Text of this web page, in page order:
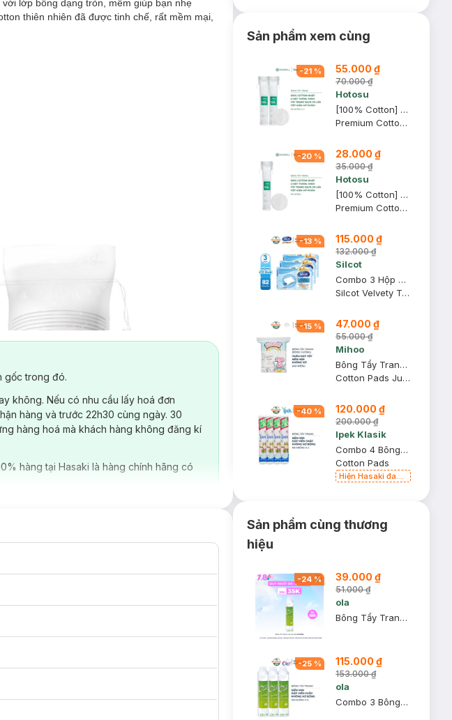
với lớp bông dạng tròn, mềm giúp bạn nhẹ
thiên nhiên đã được tinh chế, rất mềm mại,
gốc trong đó.
không. Nếu có nhu cầu lấy hoá đơn
hàng và trước 22h30 cùng ngày. 30
hàng hoá mà khách hàng không đăng kí
hàng tại Hasaki là hàng chính hãng có
Sản phẩm xem cùng
-21 % 55.000 ₫
70.000 ₫
Hotosu
[100% Cotton] Combo 2 Bông Tẩy Trang Hotosu Cao Cấp 150 Miếng
Premium Cotton Pads
-20 % 28.000 ₫
35.000 ₫
Hotosu
[100% Cotton] Bông Tẩy Trang Hotosu Cao Cấp 150 Miếng
Premium Cotton Pads
-13 % 115.000 ₫
132.000 ₫
Silcot
Combo 3 Hộp Bông Tẩy Trang Silcot Cơ Bản 82 Miếng
Silcot Velvety Touch Cotton
-15 % 47.000 ₫
55.000 ₫
Mihoo
Bông Tẩy Trang Mihoo Kokimi Bông Vuông Túi 240 Miếng
Cotton Pads Jumpo Size 200+40
-40 % 120.000 ₫
200.000 ₫
Ipek Klasik
Combo 4 Bông Tẩy Trang Ipek 150 Miếng
Cotton Pads
Hiện Hasaki đang
Sản phẩm cùng thương
hiệu
-24% 39.000 ₫
51.000 ₫
ola
Bông Tẩy Trang Ola Cao Cấp 150 Miếng
-25 % 115.000 ₫
153.000 ₫
ola
Combo 3 Bông Tẩy Trang Ola Cao Cấp 150 Miếng